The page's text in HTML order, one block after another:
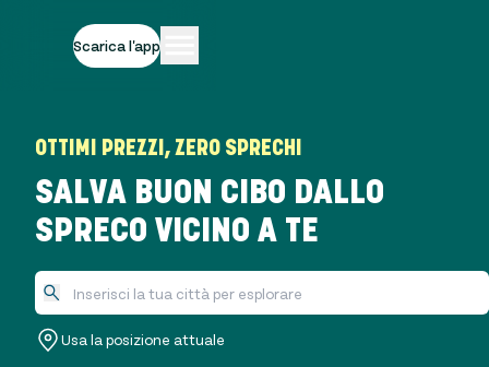
Scarica l'app
OTTIMI PREZZI, ZERO SPRECHI
SALVA BUON CIBO DALLO
SPRECO VICINO A TE
Usa la posizione attuale